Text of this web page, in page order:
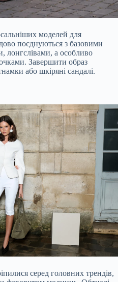
моделей для
поєднуються з базовими
лонгслівами, а особливо
Завершити образ
або шкіряні сандалі.
серед головних трендів,